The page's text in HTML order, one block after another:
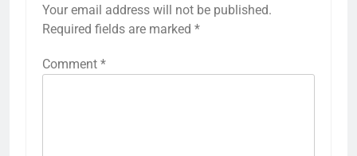
Your email address will not be published.
Required fields are marked *
Comment *